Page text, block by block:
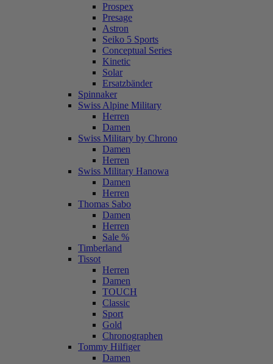
Prospex
Presage
Astron
Seiko 5 Sports
Conceptual Series
Kinetic
Solar
Ersatzbänder
Spinnaker
Swiss Alpine Military
Herren
Damen
Swiss Military by Chrono
Damen
Herren
Swiss Military Hanowa
Damen
Herren
Thomas Sabo
Damen
Herren
Sale %
Timberland
Tissot
Herren
Damen
TOUCH
Classic
Sport
Gold
Chronographen
Tommy Hilfiger
Damen